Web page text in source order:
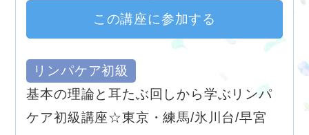
この講座に参加する
リンパケア初級
基本の理論と耳たぶ回しから学ぶリンパ
ケア初級講座☆東京・練馬/氷川台/早宮